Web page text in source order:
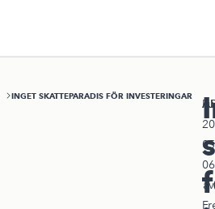
INGET SKATTEPARADIS FÖR INVESTERINGAR
06
av